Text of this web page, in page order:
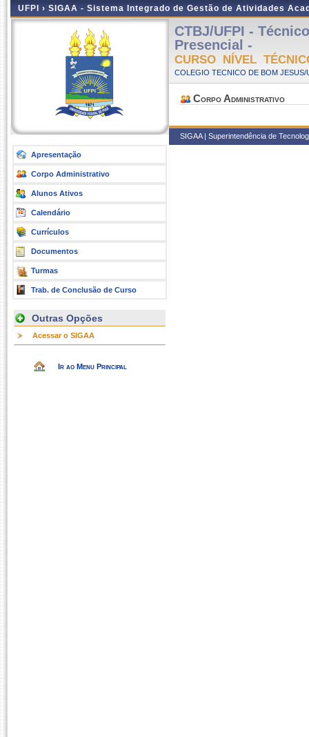
UFPI › SIGAA - Sistema Integrado de Gestão de Atividades
Apresentação
Corpo Administrativo
Alunos Ativos
Calendário
Currículos
Documentos
Turmas
Trab. de Conclusão de Curso
Outras Opções
Acessar o SIGAA
Ir ao Menu Principal
CTBJ/UFPI -
Presencial -
CURSO NÍVEL
COLEGIO TECNICO DE BOM JESUS/
Corpo Administrativo
SIGAA | Superintendência de